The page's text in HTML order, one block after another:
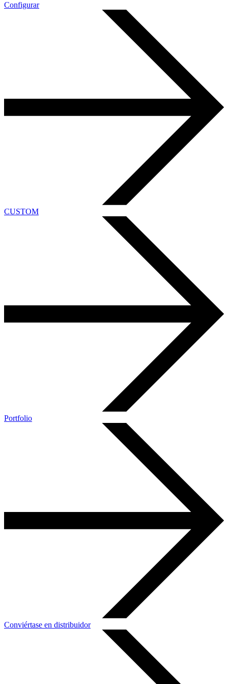
Configurar
CUSTOM
Portfolio
Conviértase en distribuidor